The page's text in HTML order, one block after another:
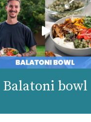
Balatoni bowl